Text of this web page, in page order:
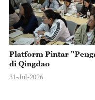
Platform Pintar
di Qingdao
31-Jul-2026